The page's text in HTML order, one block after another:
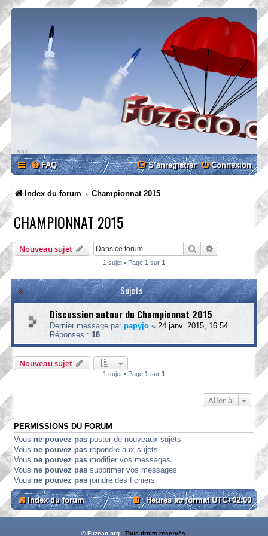
FAQ Connexion
S’enregistrer
Index du forum Championnat 2015
CHAMPIONNAT 2015
Nouveau sujet RechercherRecherche
1 sujet • Page 1 sur 1
Sujets
Discussion autour du Championnat 2015
Dernier message par papyjo « 24 janv. 2015, 16:54
Réponses : 18
Nouveau sujet
1 sujet • Page 1 sur 1
Aller à
PERMISSIONS DU FORUM
Vous ne pouvez pas poster de nouveaux sujets
Vous ne pouvez pas répondre aux sujets
Vous ne pouvez pas modifier vos messages
Vous ne pouvez pas supprimer vos messages
Vous ne pouvez pas joindre des fichiers
Index du forum Heures au formatUTC+02:00
© Fuzeao.org- Tous droits réservés.